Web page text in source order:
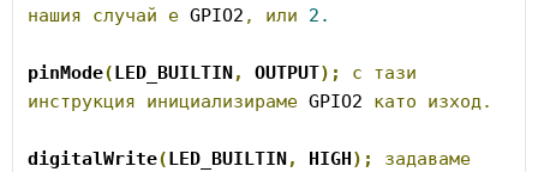
нашия
случай е GPIO2 , или 2.
pinMode( LED_BUILTIN , OUTPUT); с
тази
инструкция
инициализираме GPIO2 като изход.
digitalWrite( LED_BUILTIN , HIGH );
задаваме